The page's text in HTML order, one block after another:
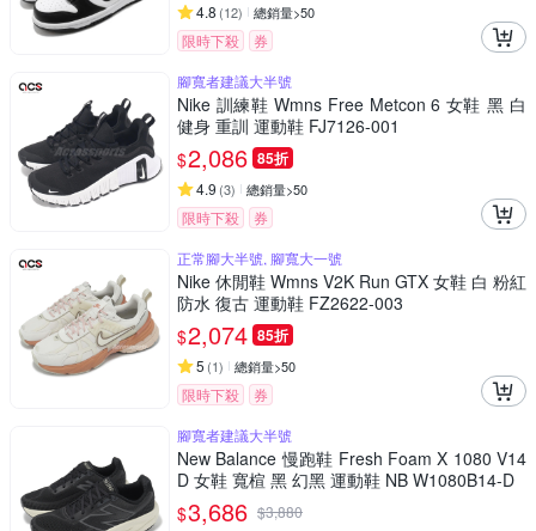
4.8 (12) 總銷量>50
限時下殺
券
腳寬者建議大半號
Nike 訓練鞋 Wmns Free Metcon 6 女鞋 黑 白
健身 重訓 運動鞋 FJ7126-001
$2,086 85折
4.9 (3) 總銷量>50
限時下殺
券
正常腳大半號, 腳寬大一號
Nike 休閒鞋 Wmns V2K Run GTX 女鞋 白 粉紅
防水 復古 運動鞋 FZ2622-003
$2,074 85折
5 (1) 總銷量>50
限時下殺
券
腳寬者建議大半號
New Balance 慢跑鞋 Fresh Foam X 1080 V14
D 女鞋 寬楦 黑 幻黑 運動鞋 NB W1080B14-D
$3,686 $3,880